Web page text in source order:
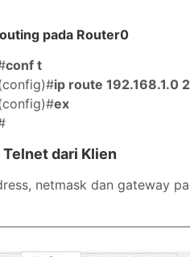
pada Router0
conf t
ip route 192.168.1.0
ex
dari Klien
netmask dan gateway